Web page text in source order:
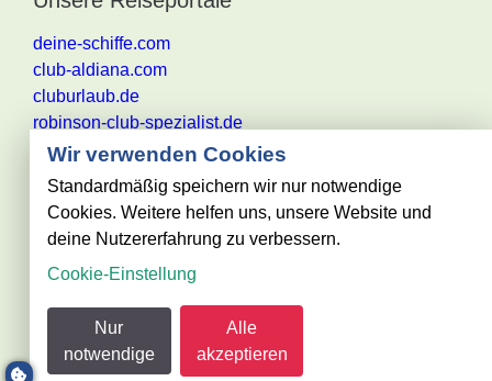
deine-schiffe.com
club-aldiana.com
cluburlaub.de
robinson-club-spezialist.de
Alle Angaben ohne Gewähr. Es gelten die aktuellen
Reisebestimmungen des jeweiligen
Reiseveranstalters
@ club-urlaub.de - powered by Reisezentrum Becker
GmbH
Wir verwenden Cookies
Standardmäßig speichern wir nur notwendige
Cookies. Weitere helfen uns, unsere Website und
deine Nutzererfahrung zu verbessern.
Cookie-Einstellung
Nur
notwendige
Alle
akzeptieren